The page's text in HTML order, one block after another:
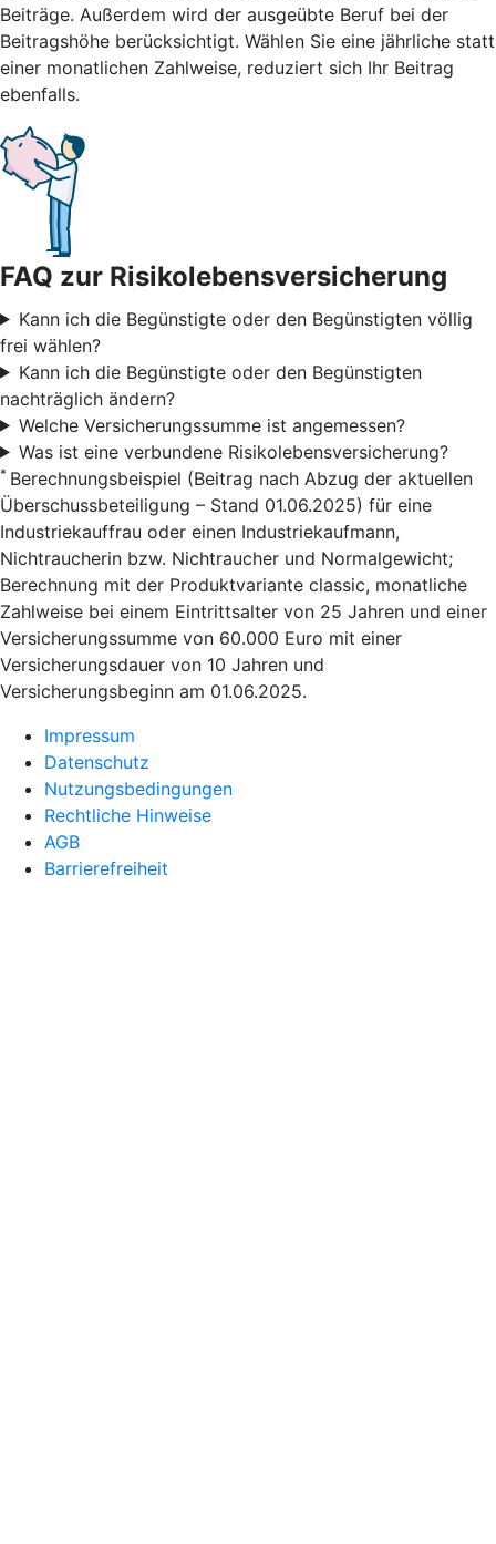
Beiträge. Außerdem wird der ausgeübte Beruf bei der
Beitragshöhe berücksichtigt. Wählen Sie eine jährliche statt
einer monatlichen Zahlweise, reduziert sich Ihr Beitrag
ebenfalls.
FAQ zur Risikolebensversicherung
Kann ich die Begünstigte oder den Begünstigten völlig
frei wählen?
Kann ich die Begünstigte oder den Begünstigten
nachträglich ändern?
Welche Versicherungssumme ist angemessen?
Was ist eine verbundene Risikolebensversicherung?
* Berechnungsbeispiel (Beitrag nach Abzug der aktuellen
Überschussbeteiligung – Stand 01.06.2025) für eine
Industriekauffrau oder einen Industriekaufmann,
Nichtraucherin bzw. Nichtraucher und Normalgewicht;
Berechnung mit der Produktvariante classic, monatliche
Zahlweise bei einem Eintrittsalter von 25 Jahren und einer
Versicherungssumme von 60.000 Euro mit einer
Versicherungsdauer von 10 Jahren und
Versicherungsbeginn am 01.06.2025.
Impressum
Datenschutz
Nutzungsbedingungen
Rechtliche Hinweise
AGB
Barrierefreiheit